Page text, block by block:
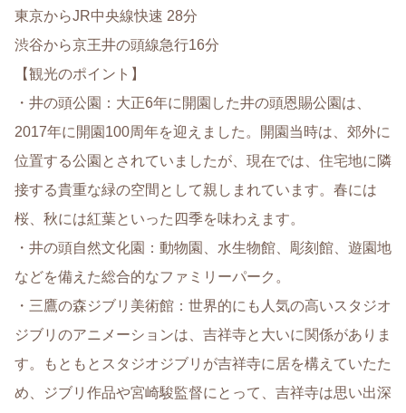
東京からJR中央線快速 28分
渋谷から京王井の頭線急行16分
【観光のポイント】
・井の頭公園：大正6年に開園した井の頭恩賜公園は、
2017年に開園100周年を迎えました。開園当時は、郊外に
位置する公園とされていましたが、現在では、住宅地に隣
接する貴重な緑の空間として親しまれています。春には
桜、秋には紅葉といった四季を味わえます。
・井の頭自然文化園：動物園、水生物館、彫刻館、遊園地
などを備えた総合的なファミリーパーク。
・三鷹の森ジブリ美術館：世界的にも人気の高いスタジオ
ジブリのアニメーションは、吉祥寺と大いに関係がありま
す。もともとスタジオジブリが吉祥寺に居を構えていたた
め、ジブリ作品や宮崎駿監督にとって、吉祥寺は思い出深